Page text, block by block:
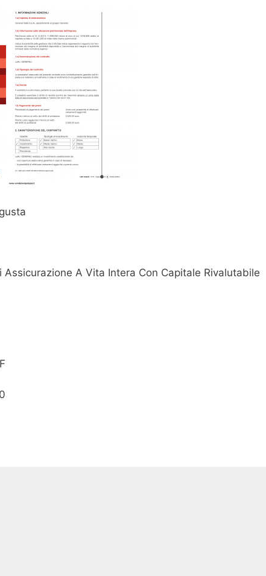
Assicurazione A Vita Intera Con Capitale Rivalutabile